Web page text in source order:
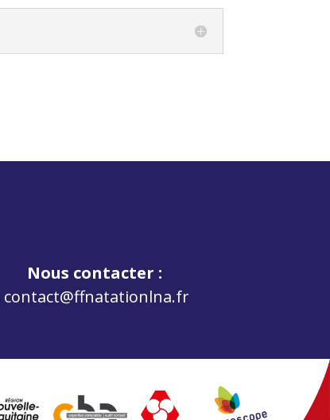
Nous contacter :
contact@ffnatationlna.fr